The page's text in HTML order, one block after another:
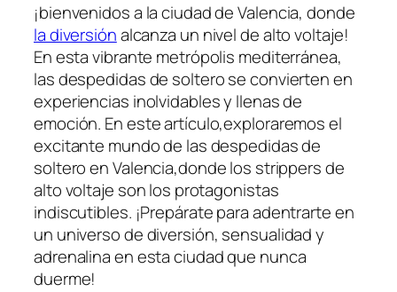
¡bienvenidos a la ciudad de Valencia, donde
la diversiónalcanza un nivel de ​alto voltaje!
⁢En esta vibrante metrópolis mediterránea,
las despedidas de soltero se convierten en
experiencias inolvidables y llenas de
emoción. En este artículo,exploraremos el ​
excitante ⁢mundo de las despedidas de‍
soltero en Valencia,donde ⁣los strippers de
alto voltaje son los ⁤protagonistas
indiscutibles. ¡Prepárate para adentrarte ‍en
un universo de diversión, sensualidad y
adrenalina en esta ciudad que nunca
duerme!